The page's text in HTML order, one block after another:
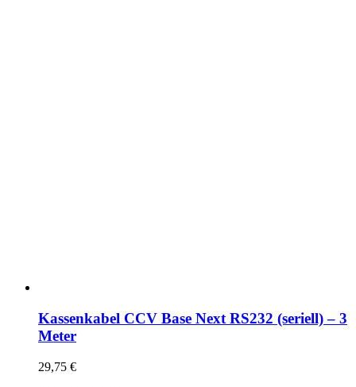
Kassenkabel CCV Base Next RS232 (seriell) – 3
Meter
29,75 €